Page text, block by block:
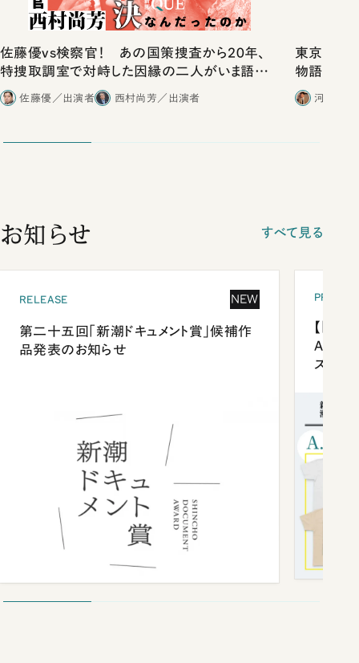
佐藤優vs検察官！ あの国策捜査から20年、
特捜取調室で対峙した因縁の二人がいま語り
合ったこと
佐藤優／出演者 西村尚芳／出演者
東京は都
物語」に
河野有
お知らせ すべて見る
RELEASE NEW
第二十五回「新潮ドキュメント賞」候補作
品発表のお知らせ
【「新
ズプレ